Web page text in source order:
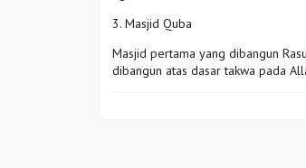
3. Masjid Quba
Masjid pertama yang dibangun
dibangun atas dasar takwa pada